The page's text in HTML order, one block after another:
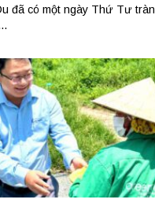
đã có một ngày Thứ Tư tràn